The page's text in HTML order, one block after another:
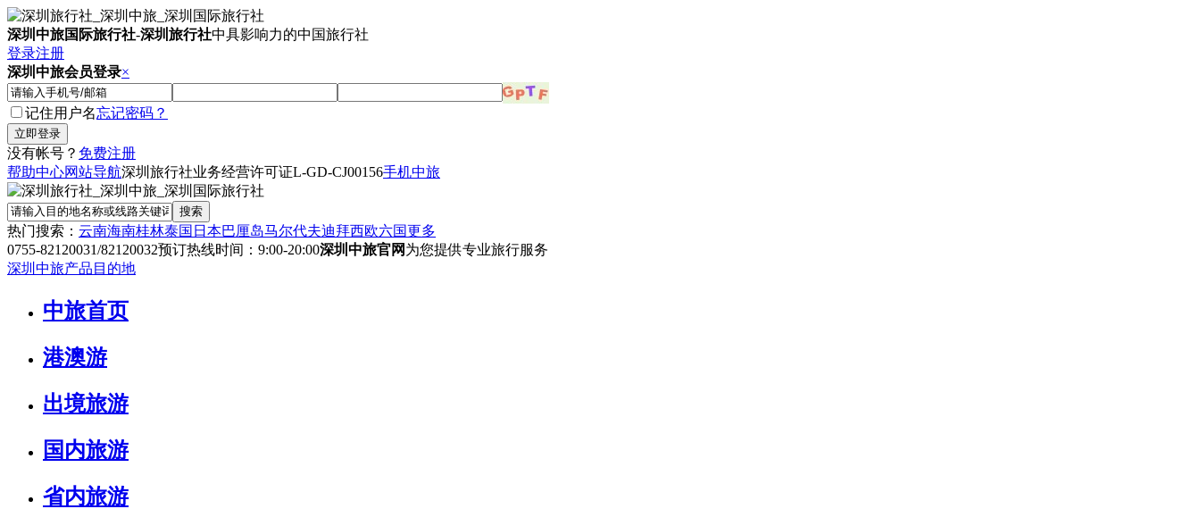
深圳中旅国际旅行社-深圳旅行社中具影响力的中国旅行社
登录注册
深圳中旅会员登录×
记住用户名忘记密码？
没有帐号？ 免费注册
帮助中心网站导航深圳旅行社业务经营许可证L-GD-CJ00156手机中旅
热门搜索： 云南海南桂林泰国 日本巴厘岛马尔代夫迪拜西欧六国更多
0755-82120031/82120032预订热线时间：9:00-20:00深圳中旅官网为您提供专业旅行服务
深圳中旅产品目的地
中旅首页
港澳游
出境旅游
国内旅游
省内旅游